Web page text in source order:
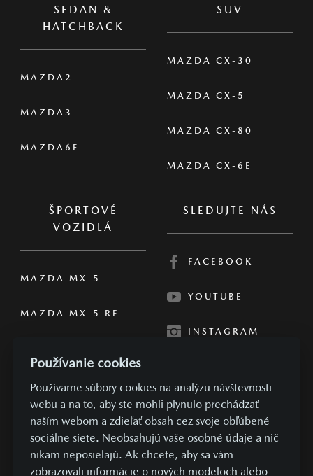
SEDAN &
HATCHBACK
MAZDA2
MAZDA3
MAZDA6E
SUV
MAZDA CX-30
MAZDA CX-5
MAZDA CX-80
MAZDA CX-6E
ŠPORTOVÉ
VOZIDLÁ
MAZDA MX-5
MAZDA MX-5 RF
SLEDUJTE NÁS
FACEBOOK
YOUTUBE
INSTAGRAM
OBCHODNÉ PODMIENKY
SÚKROMIE A OSOBNÉ ÚDAJE
Používanie cookies
Používame súbory cookies na analýzu návštevnosti
webu a na to, aby ste mohli plynulo prechádzať
naším webom a zdieľať obsah cez svoje obľúbené
sociálne siete. Neobsahujú vaše osobné údaje a nič
nikam neposielajú. Ak chcete, aby sa vám
zobrazovali informácie o nových modeloch alebo